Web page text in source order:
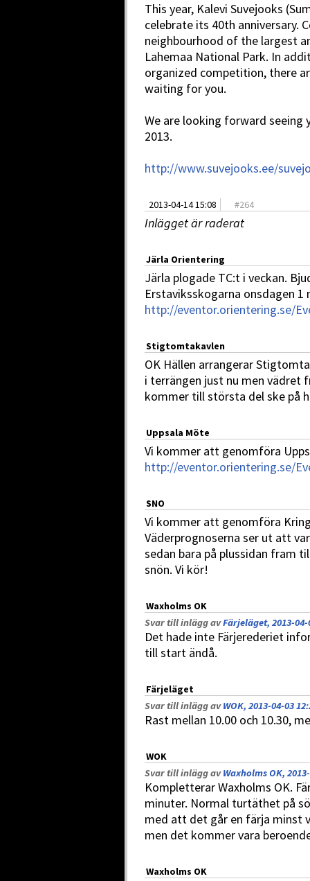
This year, Kalevi Suvejooks
celebrate its 40th anniversary.
neighbourhood of the largest
Lahemaa National Park. In
organized competition, there
waiting for you.
We are looking forward seeing
2013.
http://www.suvejooks.ee/
2013-04-14 15:08 #264
Inlägget är raderat
Järla Orientering
Järla plogade TC:t i veckan.
Erstaviksskogarna onsdagen 1
http://eventor.orientering.se/
Stigtomtakavlen
OK Hällen arrangerar
i terrängen just nu men vädret
kommer till största del ske på
Uppsala Möte
Vi kommer att genomföra
http://eventor.orientering.se/
SNO
Vi kommer att genomföra
Väderprognoserna ser ut att
sedan bara på plussidan fram
snön. Vi kör!
Waxholms OK
Svar till inlägg avFärjeläget, 2013-04-
Det hade inte Färjerederiet
till start ändå.
Färjeläget
Svar till inlägg avWOK, 2013-04-03
Rast mellan 10.00 och 10.30,
WOK
Svar till inlägg avWaxholms OK,
Kompletterar Waxholms OK.
minuter. Normal turtäthet på
med att det går en färja minst
men det kommer vara
Waxholms OK